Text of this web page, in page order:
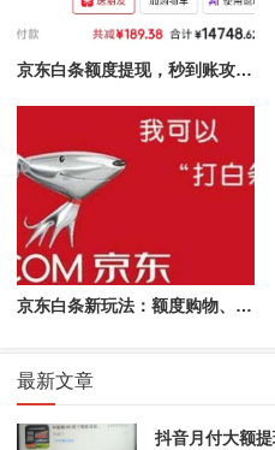
京东白条额度提现，秒到账攻略全解析
京东白条新玩法：额度购物、提现秒到的完美结合
最新文章
抖音月付大额